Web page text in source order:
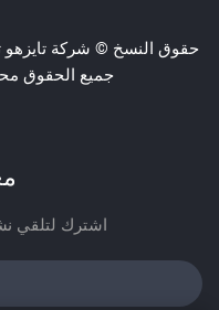
حقوق النسخ © شركة تايزهو
جميع الحقوق
اشترك لتلقي